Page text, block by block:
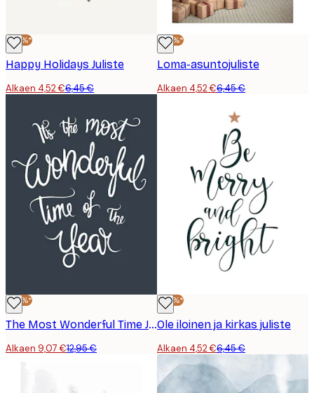
-30%*
Happy Holidays Juliste
Alkaen 4,52 €6,45 €
-30%*
Loma-asuntojuliste
Alkaen 4,52 €6,45 €
-30%*
The Most Wonderful Time Juliste
Alkaen 9,07 €12,95 €
-30%*
Ole iloinen ja kirkas juliste
Alkaen 4,52 €6,45 €